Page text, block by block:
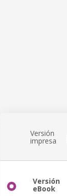
Versión
impresa
Versión
eBook